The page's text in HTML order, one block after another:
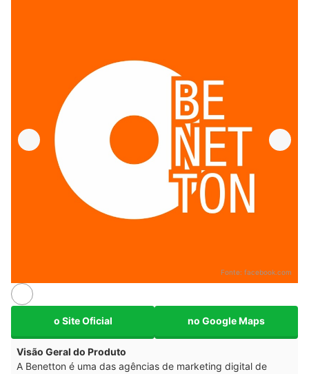
Fonte: facebook.com
o Site Oficial no Google Maps
Visão Geral do Produto
A Benetton é uma das agências de marketing digital de